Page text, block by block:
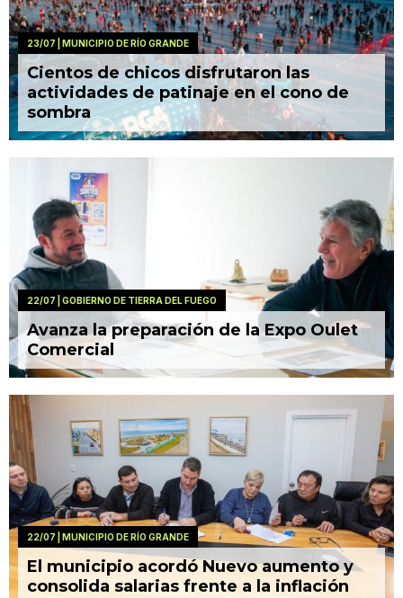
23/07 | MUNICIPIO DE RÍO GRANDE
Cientos de chicos disfrutaron las
actividades de patinaje en el cono de
sombra
22/07 | GOBIERNO DE TIERRA DEL FUEGO
Avanza la preparación de la Expo Oulet
Comercial
22/07 | MUNICIPIO DE RÍO GRANDE
El municipio acordó Nuevo aumento y
consolida salarias frente a la inflación